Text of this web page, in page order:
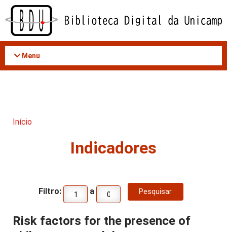
Acessar
conteúdo
Menu
Início
Indicadores
Filtro: a
Risk factors for the presence of